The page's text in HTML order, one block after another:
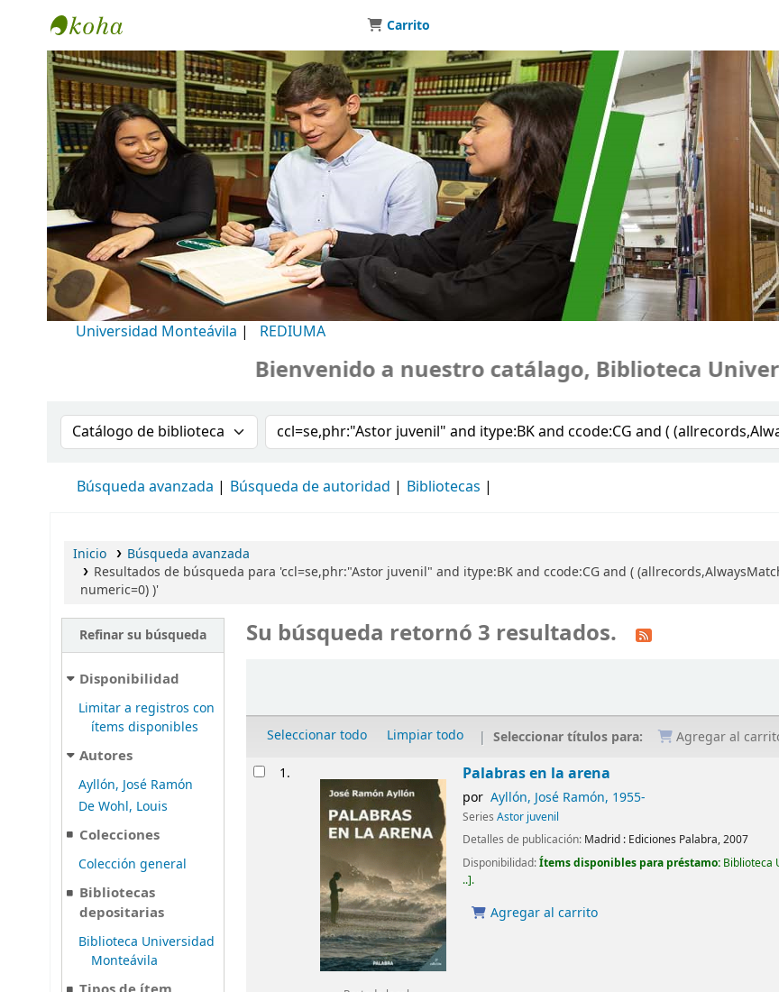
Biblioteca Universidad Monteávila
Carrito
Universidad Monteávila | REDIUMA
Bienvenido a nuestro catálago, Biblioteca
Buscar en el catálogo por:Buscar en el catálogo
Búsqueda avanzada Búsqueda de autoridad Bibliotecas
Inicio
Búsqueda avanzada
Resultados de búsqueda para 'ccl=se,phr:"Astor juvenil" and itype:BK and ccode:CG and (
numeric=0) )'
Refinar su búsqueda
Disponibilidad
Limitar a registros con
ítems disponibles
Autores
Ayllón, José Ramón
De Wohl, Louis
Colecciones
Colección general
Bibliotecas
depositarias
Biblioteca Universidad
Monteávila
Su búsqueda retornó 3 resultados.
Seleccionar todo Limpiar todo Seleccionar títulos para: Agregar al
Resultados
1. Palabras en la arena
por Ayllón, José Ramón, 1955-
SeriesAstor juvenil
Detalles de publicación: Madrid : Ediciones Palabra,2007
Disponibilidad:Ítems disponibles para préstamo: Biblioteca
.. .
Agregar al carrito